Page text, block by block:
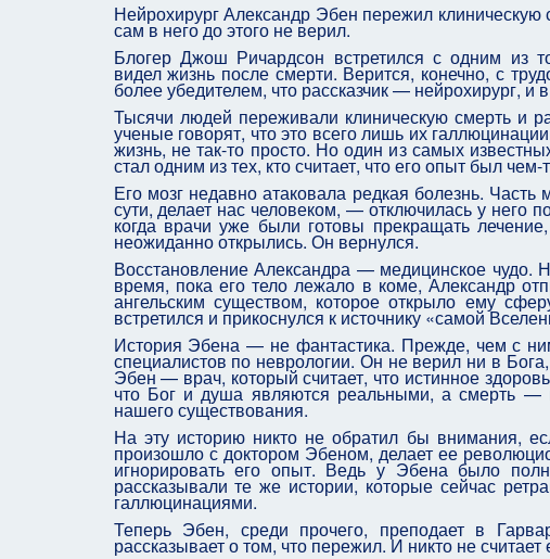
Нейрохирург Александр Эбен пережил клиническую
сам в него до этого не верил.
Блогер Джош Ричардсон встретился с одним из
видел жизнь после смерти. Верится, конечно, с
более убедителем, что рассказчик — нейрохирург, и
Тысячи людей переживали клиническую смерть и
ученые говорят, что это всего лишь их
жизнь, не так-то просто. Но один из самых
стал одним из тех, кто считает, что его опыт был
Его мозг недавно атаковала редкая болезнь.
сути, делает нас человеком, — отключилась у него
когда врачи уже были готовы прекращать
неожиданно открылись. Он вернулся.
Восстановление Александра — медицинское чудо.
время, пока его тело лежало в коме, Александр
ангельским существом, которое открыло ему
встретился и прикоснулся к источнику «самой
История Эбена — не фантастика. Прежде, чем с
специалистов по неврологии. Он не верил ни в
Эбен — врач, который считает, что истинное
что Бог и душа являются реальными, а смерть —
нашего существования.
На эту историю никто не обратил бы внимания,
произошло с доктором Эбеном, делает ее
игнорировать его опыт. Ведь у Эбена было
рассказывали те же истории, которые сейчас
галлюцинациями.
Теперь Эбен, среди прочего, преподает в
рассказывает о том, что пережил. И никто не